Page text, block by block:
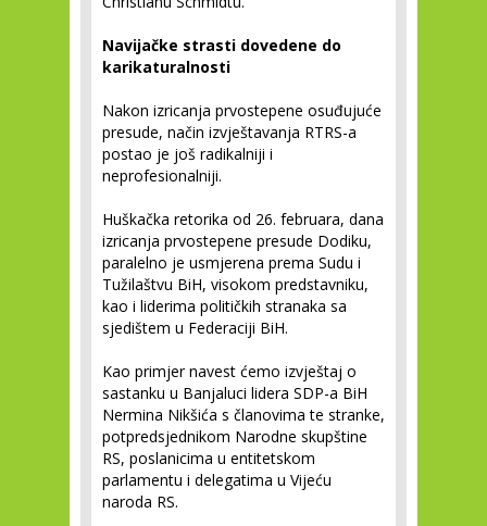
Navijačke strasti dovedene do
karikaturalnosti
Nakon izricanja prvostepene osuđujuće
presude, način izvještavanja RTRS-a
postao je još radikalniji i
neprofesionalniji.
Huškačka retorika od 26. februara, dana
izricanja prvostepene presude Dodiku,
paralelno je usmjerena prema Sudu i
Tužilaštvu BiH, visokom predstavniku,
kao i liderima političkih stranaka sa
sjedištem u Federaciji BiH.
Kao primjer navest ćemo izvještaj o
sastanku u Banjaluci lidera SDP-a BiH
Nermina Nikšića s članovima te stranke,
potpredsjednikom Narodne skupštine
RS, poslanicima u entitetskom
parlamentu i delegatima u Vijeću
naroda RS.